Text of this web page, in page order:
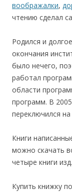
воображалки,
чтению сделал
Родился и
окончания
было нечего,
работал
области
программ. В
переключился
Книги
можно скачать
четыре книги
Купить книжку